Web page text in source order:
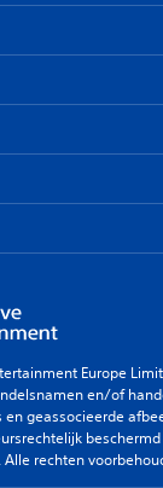
Europe
en/of
geassocieerde
rechten